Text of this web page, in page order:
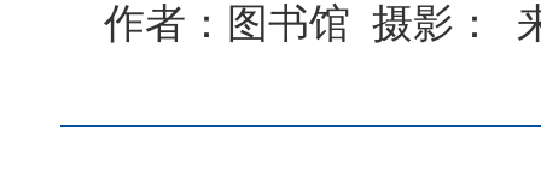
作者：图书馆 摄影：